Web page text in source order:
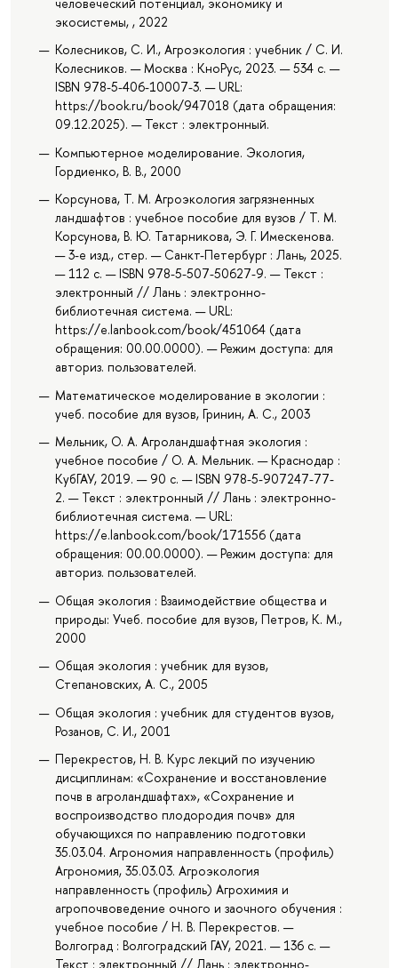
экосистемы, , 2022
Колесников, С. И., Агроэкология : учебник / С. И.
Колесников. — Москва : КноРус, 2023. — 534 с. —
ISBN 978-5-406-10007-3. — URL:
https://book.ru/book/947018 (дата обращения:
09.12.2025). — Текст : электронный.
Компьютерное моделирование. Экология,
Гордиенко, В. В., 2000
Корсунова, Т. М. Агроэкология загрязненных
ландшафтов : учебное пособие для вузов / Т. М.
Корсунова, В. Ю. Татарникова, Э. Г. Имескенова.
— 3-е изд., стер. — Санкт-Петербург : Лань, 2025.
— 112 с. — ISBN 978-5-507-50627-9. — Текст :
электронный // Лань : электронно-
библиотечная система. — URL:
https://e.lanbook.com/book/451064 (дата
обращения: 00.00.0000). — Режим доступа: для
авториз. пользователей.
Математическое моделирование в экологии :
учеб. пособие для вузов, Гринин, А. С., 2003
Мельник, О. А. Агроландшафтная экология :
учебное пособие / О. А. Мельник. — Краснодар :
КубГАУ, 2019. — 90 с. — ISBN 978-5-907247-77-
2. — Текст : электронный // Лань : электронно-
библиотечная система. — URL:
https://e.lanbook.com/book/171556 (дата
обращения: 00.00.0000). — Режим доступа: для
авториз. пользователей.
Общая экология : Взаимодействие общества и
природы: Учеб. пособие для вузов, Петров, К. М.,
2000
Общая экология : учебник для вузов,
Степановских, А. С., 2005
Общая экология : учебник для студентов вузов,
Розанов, С. И., 2001
Перекрестов, Н. В. Курс лекций по изучению
дисциплинам: «Сохранение и восстановление
почв в агроландшафтах», «Сохранение и
воспроизводство плодородия почв» для
обучающихся по направлению подготовки
35.03.04. Агрономия направленность (профиль)
Агрономия, 35.03.03. Агроэкология
направленность (профиль) Агрохимия и
агропочвоведение очного и заочного обучения :
учебное пособие / Н. В. Перекрестов. —
Волгоград : Волгоградский ГАУ, 2021. — 136 с. —
Текст : электронный // Лань : электронно-